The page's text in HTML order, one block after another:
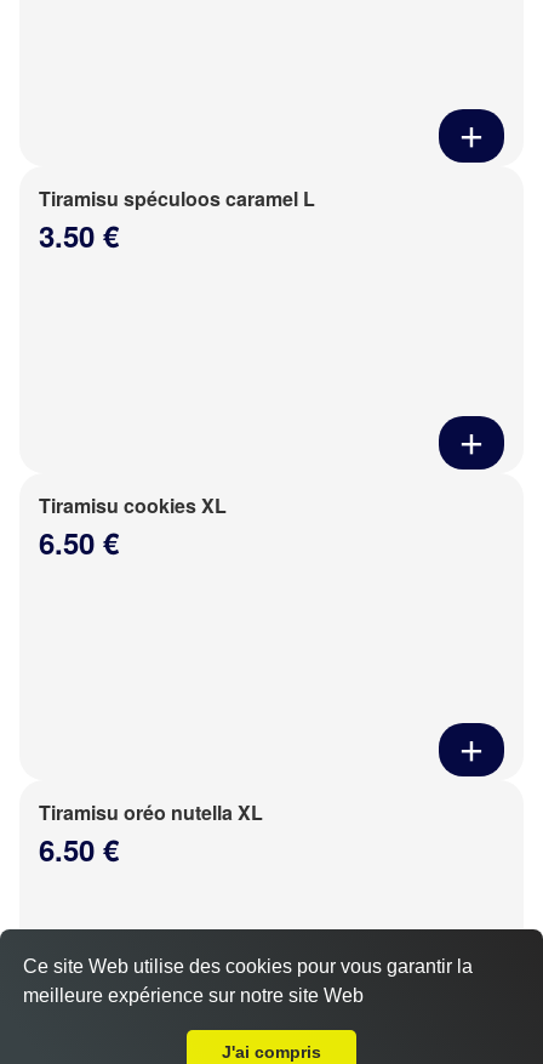
Tiramisu spéculoos caramel L
3.50 €
Tiramisu cookies XL
6.50 €
Tiramisu oréo nutella XL
6.50 €
Ce site Web utilise des cookies pour vous garantir la
meilleure expérience sur notre site Web
J'ai compris